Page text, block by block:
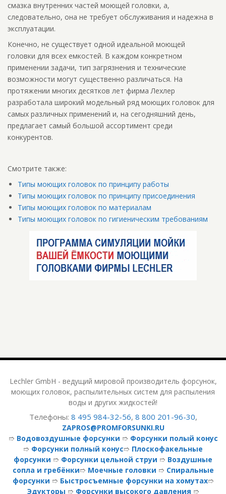
смазка внутренних частей моющей головки, а,
следовательно, она не требует обслуживания и надежна в
эксплуатации.
Конечно, не существует одной идеальной моющей
головки для всех емкостей. В каждом конкретном
применении задачи, тип загрязнения и технические
возможности могут существенно различаться. На
протяжении многих десятков лет фирма Лехлер
разработала широкий модельный ряд моющих головок для
самых различных применений и, на сегодняшний день,
предлагает самый большой ассортимент среди
конкурентов.
Смотрите также:
Типы моющих головок по принципу работы
Типы моющих головок по принципу присоединения
Типы моющих головок по материалам
Типы моющих головок по гигиеническим требованиям
Lechler GmbH - ведущий мировой производитель форсунок,
моющих головок, распылительных систем для распыления
воды и других жидкостей!
Телефоны: 8 495 984-32-56, 8 800 201-96-30,
ZAPROS@PROMFORSUNKI.RU
➱ Водовоздушные форсунки ➱ Форсунки полый конус
➱ Форсунки полный конус➱ Плоскофакельные
форсунки ➱ Форсунки цельной струи ➱ Воздушные
сопла и гребёнки➱ Моечные головки ➱ Спиральные
форсунки ➱ Быстросъемные форсунки на хомутах➱
Эдукторы ➱ Форсунки высокого давления ➱